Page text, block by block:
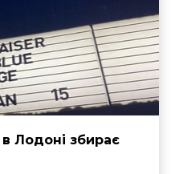
Лодоні збирає